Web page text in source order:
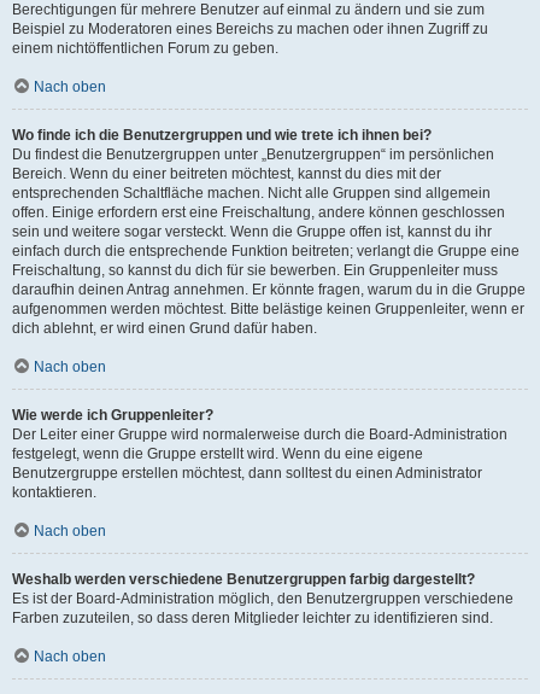
Berechtigungen für mehrere Benutzer auf einmal zu ändern und sie zum
Beispiel zu Moderatoren eines Bereichs zu machen oder ihnen Zugriff zu
einem nichtöffentlichen Forum zu geben.
Nach oben
Wo finde ich die Benutzergruppen und wie trete ich ihnen bei?
Du findest die Benutzergruppen unter „Benutzergruppen“ im persönlichen
Bereich. Wenn du einer beitreten möchtest, kannst du dies mit der
entsprechenden Schaltfläche machen. Nicht alle Gruppen sind allgemein
offen. Einige erfordern erst eine Freischaltung, andere können geschlossen
sein und weitere sogar versteckt. Wenn die Gruppe offen ist, kannst du ihr
einfach durch die entsprechende Funktion beitreten; verlangt die Gruppe eine
Freischaltung, so kannst du dich für sie bewerben. Ein Gruppenleiter muss
daraufhin deinen Antrag annehmen. Er könnte fragen, warum du in die Gruppe
aufgenommen werden möchtest. Bitte belästige keinen Gruppenleiter, wenn er
dich ablehnt, er wird einen Grund dafür haben.
Nach oben
Wie werde ich Gruppenleiter?
Der Leiter einer Gruppe wird normalerweise durch die Board-Administration
festgelegt, wenn die Gruppe erstellt wird. Wenn du eine eigene
Benutzergruppe erstellen möchtest, dann solltest du einen Administrator
kontaktieren.
Nach oben
Weshalb werden verschiedene Benutzergruppen farbig dargestellt?
Es ist der Board-Administration möglich, den Benutzergruppen verschiedene
Farben zuzuteilen, so dass deren Mitglieder leichter zu identifizieren sind.
Nach oben